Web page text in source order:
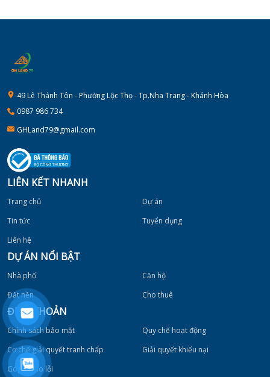
49 Lê Thánh Tôn - Phường Lộc Thọ - Tp.Nha Trang - Khánh Hòa
0987 986 734
GHLand79@gmail.com
LIÊN KẾT NHANH
Trang chủ
Dự án
Tin tức
Tuyển dụng
Liên hệ
DỰ ÁN NỔI BẬT
Nhà phố
Căn hộ
Đất nền
Cho thuê
ĐIỀU KHOẢN
Chính sách bảo mật
Quy chế hoạt động
Cơ chế giải quyết tranh chấp
Giải quyết khiếu nại
Góp ý báo lỗi